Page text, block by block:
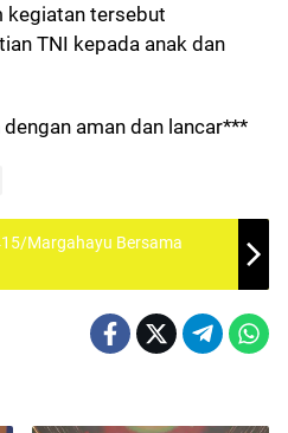
kegiatan tersebut
TNI kepada anak dan
aman dan lancar***
Margahayu Bersama